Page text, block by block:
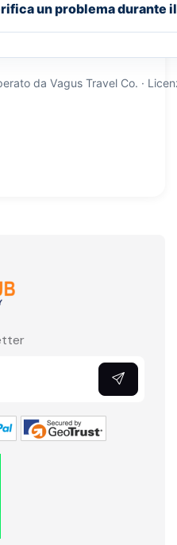
un problema durante
da Vagus Travel Co. ·